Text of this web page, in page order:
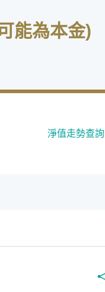
能為本金)
淨值走勢查詢